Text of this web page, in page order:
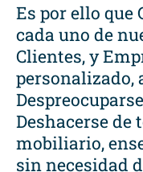
Es por ello que
cada uno de
Clientes, y
personalizado,
Deshacerse de
mobiliario,
sin necesidad